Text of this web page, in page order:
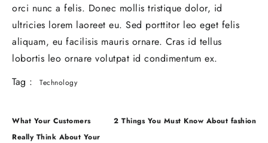
orci nunc a felis. Donec mollis tristique dolor, id
ultricies lorem laoreet eu. Sed porttitor leo eget felis
aliquam, eu facilisis mauris ornare. Cras id tellus
lobortis leo ornare volutpat id condimentum ex.
Tag :
Technology
What Your Customers
Really Think About Your
2 Things You Must Know About fashion